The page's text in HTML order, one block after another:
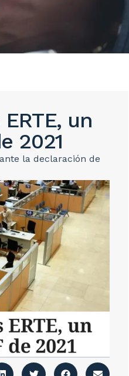
un
2021
la declaración de